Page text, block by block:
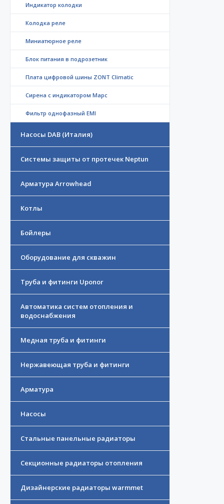
Индикатор колодки
Колодка реле
Миниатюрное реле
Блок питания в подрозетник
Плата цифровой шины ZONT Climatic
Сирена с индикатором Марс
Фильтр однофазный EMI
Насосы DAB (Италия)
Системы защиты от протечек Neptun
Арматура Arrowhead
Котлы
Бойлеры
Оборудование для скважин
Труба и фитинги Uponor
Автоматика систем отопления и
водоснабжения
Медная труба и фитинги
Нержавеющая труба и фитинги
Арматура
Насосы
Стальные панельные радиаторы
Секционные радиаторы отопления
Дизайнерские радиаторы warmmet